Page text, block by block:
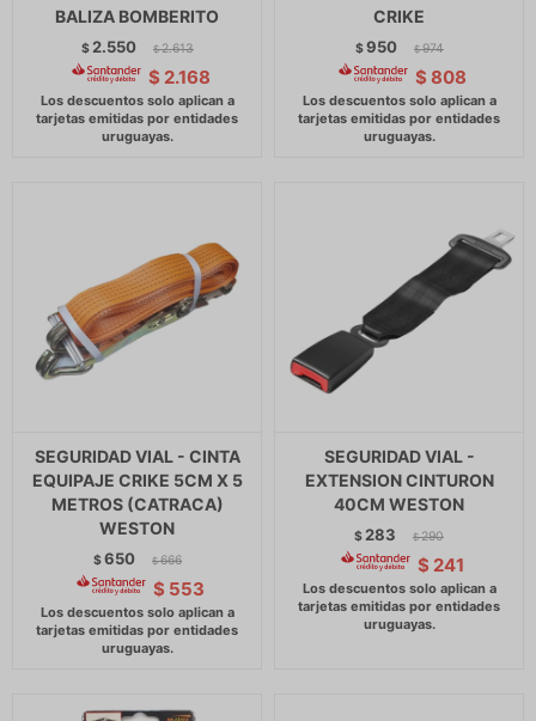
BALIZA BOMBERITO
$ 2.550 $ 2.613
$ 2.168
CRIKE
$950 $ 974
$ 808
SEGURIDAD VIAL - CINTA
EQUIPAJE CRIKE 5CM X 5
METROS (CATRACA)
WESTON
$650 $ 666
$ 553
SEGURIDAD VIAL -
EXTENSION CINTURON
40CM WESTON
$ 283 $ 290
$ 241